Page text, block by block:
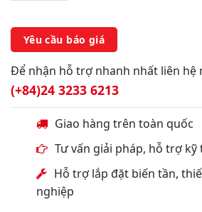
Yêu cầu báo giá
Để nhận hỗ trợ nhanh nhất liên hệ
(+84)24 3233 6213
Giao hàng trên toàn quốc
Tư vấn giải pháp, hỗ trợ
Hỗ trợ lắp đặt biến tần,
nghiệp